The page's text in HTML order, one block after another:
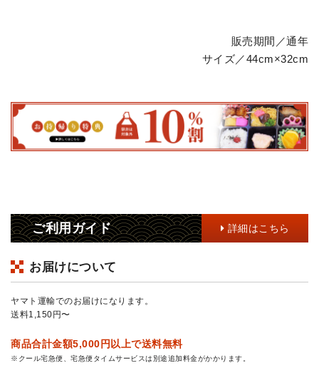
販売期間／通年
サイズ／44cm×32cm
ご利用ガイド 詳細はこちら
お届けについて
ヤマト運輸でのお届けになります。
送料1,150円〜
商品合計金額5,000円以上で送料無料
※クール宅急便、宅急便タイムサービスは別途追加料金がかかります。